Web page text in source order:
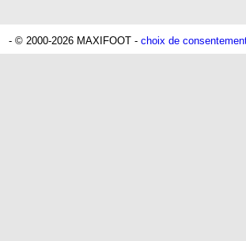
- © 2000-2026 MAXIFOOT - choix de